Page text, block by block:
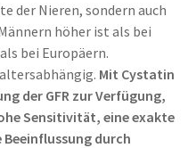
der Nieren, sondern auch
höher ist als bei
bei Europäern.
Mit Cystatin
der GFR zur Verfügung,
Sensitivität, eine exakte
durch